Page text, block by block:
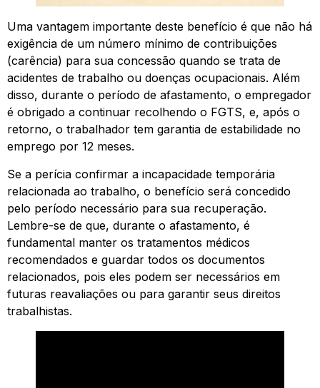
Uma vantagem importante deste benefício é que não há
exigência de um número mínimo de contribuições
(carência) para sua concessão quando se trata de
acidentes de trabalho ou doenças ocupacionais. Além
disso, durante o período de afastamento, o empregador
é obrigado a continuar recolhendo o FGTS, e, após o
retorno, o trabalhador tem garantia de estabilidade no
emprego por 12 meses.
Se a perícia confirmar a incapacidade temporária
relacionada ao trabalho, o benefício será concedido
pelo período necessário para sua recuperação.
Lembre-se de que, durante o afastamento, é
fundamental manter os tratamentos médicos
recomendados e guardar todos os documentos
relacionados, pois eles podem ser necessários em
futuras reavaliações ou para garantir seus direitos
trabalhistas.